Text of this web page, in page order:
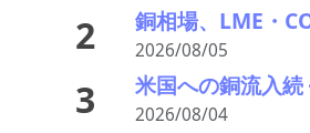
2 2026/08/05
3 2026/08/04